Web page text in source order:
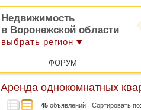
Недвижимость
в Воронежской области
выбрать регион
ФОРУМ
Аренда однокомнатных
45 объявлений Сортировать